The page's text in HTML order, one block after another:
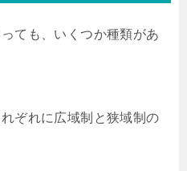
ても、いくつか種類があ
ぞれに広域制と狭域制の